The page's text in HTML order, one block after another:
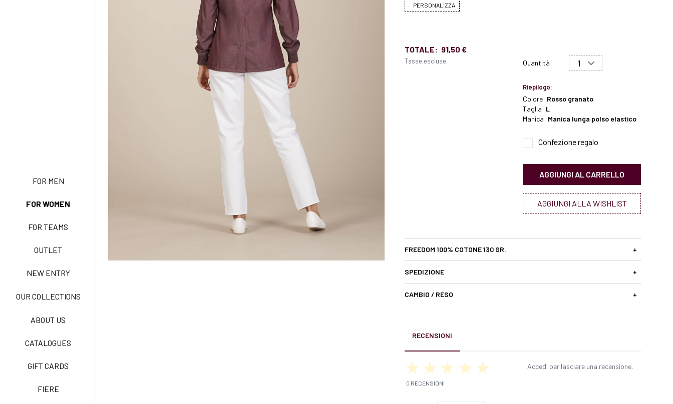
FOR MEN
FOR WOMEN
FOR TEAMS
OUTLET
NEW ENTRY
OUR COLLECTIONS
ABOUT US
CATALOGUES
GIFT CARDS
FIERE
NEW LIFE NO STIRO
TECNOSTRETCH EASY
PERSONALIZZA
TOTALE: 91,50 €
Tasse escluse Quantità:
Riepilogo:
Colore: Rosso granato
Taglia: L
Manica: Manica lunga polso elastico
Confezione regalo
AGGIUNGI AL CARRELLO
AGGIUNGI ALLA WISHLIST
FREEDOM 100% COTONE 130 GR. +
SPEDIZIONE +
CAMBIO / RESO +
RECENSIONI
0 RECENSIONI
Accedi per lasciare una recensione.